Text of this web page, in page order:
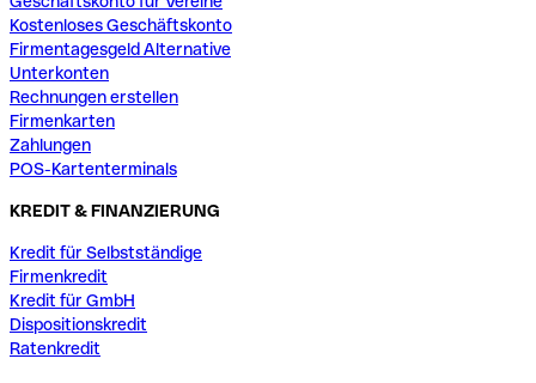
Kostenloses Geschäftskonto
Firmentagesgeld Alternative
Unterkonten
Rechnungen erstellen
Firmenkarten
Zahlungen
POS-Kartenterminals
KREDIT & FINANZIERUNG
Kredit für Selbstständige
Firmenkredit
Kredit für GmbH
Dispositionskredit
Ratenkredit